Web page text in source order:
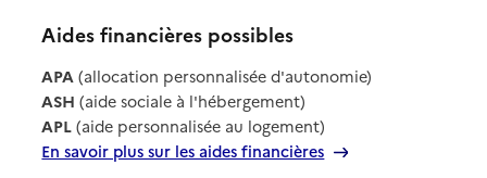
Aides financières possibles
APA (allocation personnalisée d'autonomie)
ASH (aide sociale à l'hébergement)
APL (aide personnalisée au logement)
En savoir plus sur les aides financières